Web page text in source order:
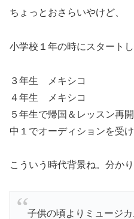
ちょっとおさらいやけど、
小学校１年の時にスタートし
３年生 メキシコ
４年生 メキシコ
５年生で帰国＆レッスン再開
中１でオーディションを受け
こういう時代背景ね。分かり
子供の頃よりミュージ